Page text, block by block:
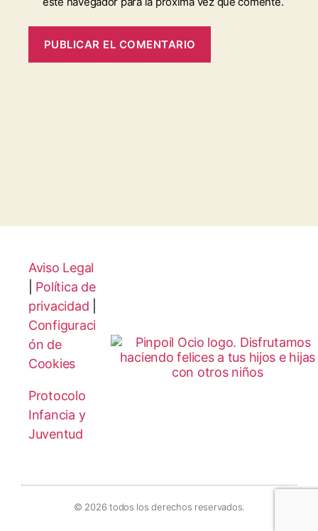
Aviso Legal
Política de
privacidad
Configuraci
ón de
Cookies
Protocolo
Infancia y
Juventud
© 2026 todos los derechos reservados.